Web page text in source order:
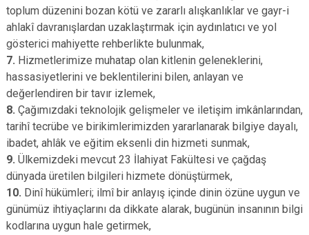
toplum düzenini bozan kötü ve zararlı alışkanlıklar ve gayr-i
ahlakî davranışlardan uzaklaştırmak için aydınlatıcı ve yol
gösterici mahiyette rehberlikte bulunmak,
7. Hizmetlerimize muhatap olan kitlenin geleneklerini,
hassasiyetlerini ve beklentilerini bilen, anlayan ve
değerlendiren bir tavır izlemek,
8. Çağımızdaki teknolojik gelişmeler ve iletişim imkânlarından,
tarihî tecrübe ve birikimlerimizden yararlanarak bilgiye dayalı,
ibadet, ahlâk ve eğitim eksenli din hizmeti sunmak,
9. Ülkemizdeki mevcut 23 İlahiyat Fakültesi ve çağdaş
dünyada üretilen bilgileri hizmete dönüştürmek,
10. Dinî hükümleri; ilmî bir anlayış içinde dinin özüne uygun ve
günümüz ihtiyaçlarını da dikkate alarak, bugünün insanının bilgi
kodlarına uygun hale getirmek,